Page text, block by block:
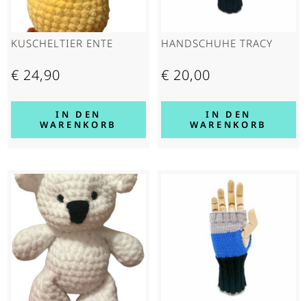
KUSCHELTIER ENTE
€ 24,90
IN DEN
WARENKORB
HAND­SCHUHE TRACY
€ 20,00
IN DEN
WARENKORB